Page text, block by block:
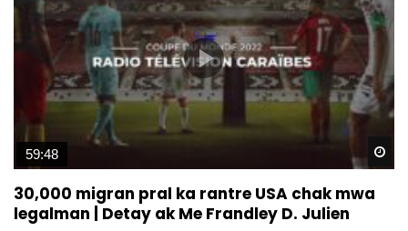
59:48
30,000 migran pral ka rantre USA chak mwa
legalman | Detay ak Me Frandley D. Julien